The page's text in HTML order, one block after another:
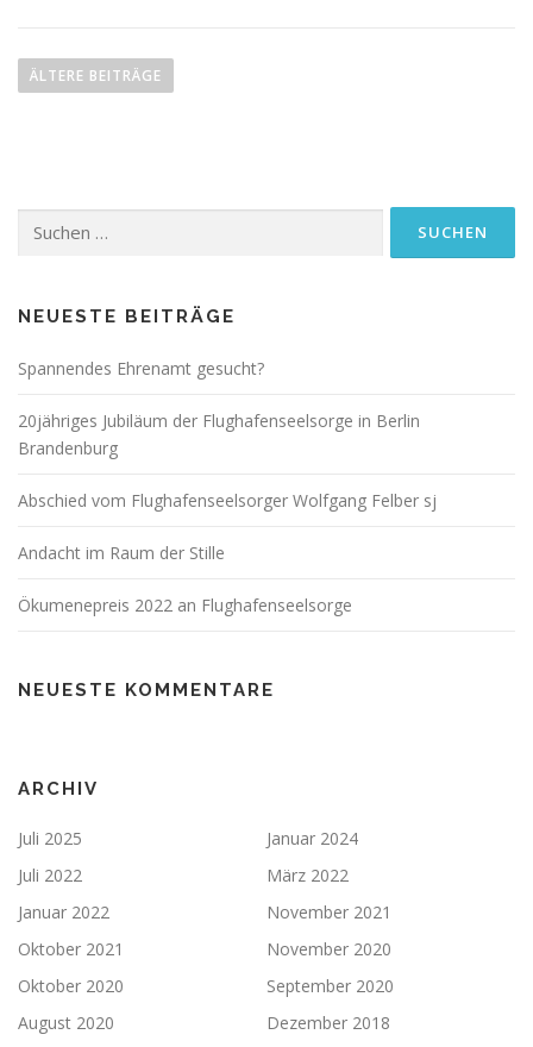
e
a
i
g
a
i
n
ÄLTERE BEITRÄGE
nach:
NEUESTE BEITRÄGE
Spannendes Ehrenamt gesucht?
20jähriges Jubiläum der Flughafenseelsorge in Berlin
Brandenburg
Abschied vom Flughafenseelsorger Wolfgang Felber sj
Andacht im Raum der Stille
Ökumenepreis 2022 an Flughafenseelsorge
NEUESTE KOMMENTARE
ARCHIV
Juli 2025
Januar 2024
Juli 2022
März 2022
Januar 2022
November 2021
Oktober 2021
November 2020
Oktober 2020
September 2020
August 2020
Dezember 2018